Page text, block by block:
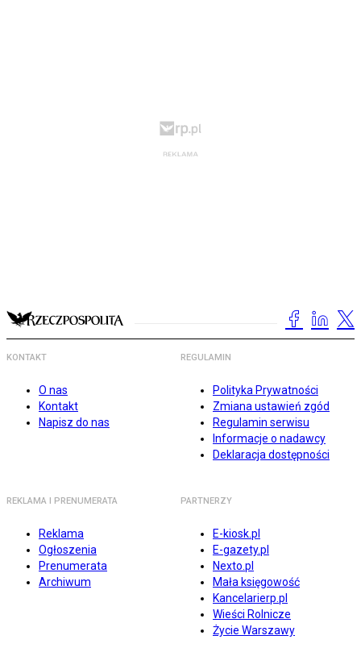
KONTAKT
O nas
Kontakt
Napisz do nas
REGULAMIN
Polityka Prywatności
Zmiana ustawień zgód
Regulamin serwisu
Informacje o nadawcy
Deklaracja dostępności
REKLAMA I PRENUMERATA
Reklama
Ogłoszenia
Prenumerata
Archiwum
PARTNERZY
E-kiosk.pl
E-gazety.pl
Nexto.pl
Mała księgowość
Kancelarierp.pl
Wieści Rolnicze
Życie Warszawy